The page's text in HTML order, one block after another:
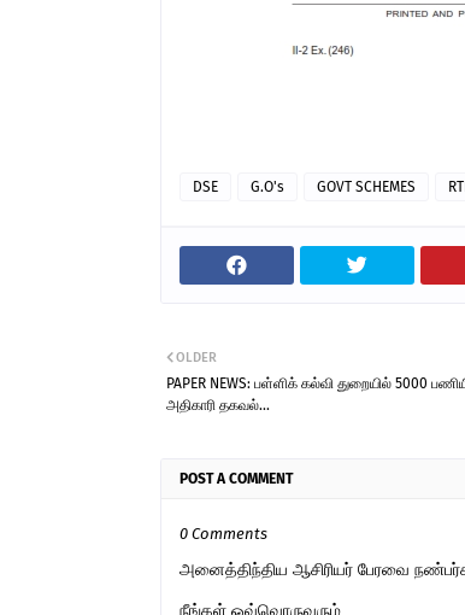
DSE G.O's GOVT SCHEMES
OLDER
PAPER NEWS: பள்ளிக் கல்வி துறையில் 5000
அதிகாரி தகவல்...
POST A COMMENT
0 Comments
அனைத்திந்திய ஆசிரியர் பேரவை
நீங்கள் ஒவ்வொருவரும்